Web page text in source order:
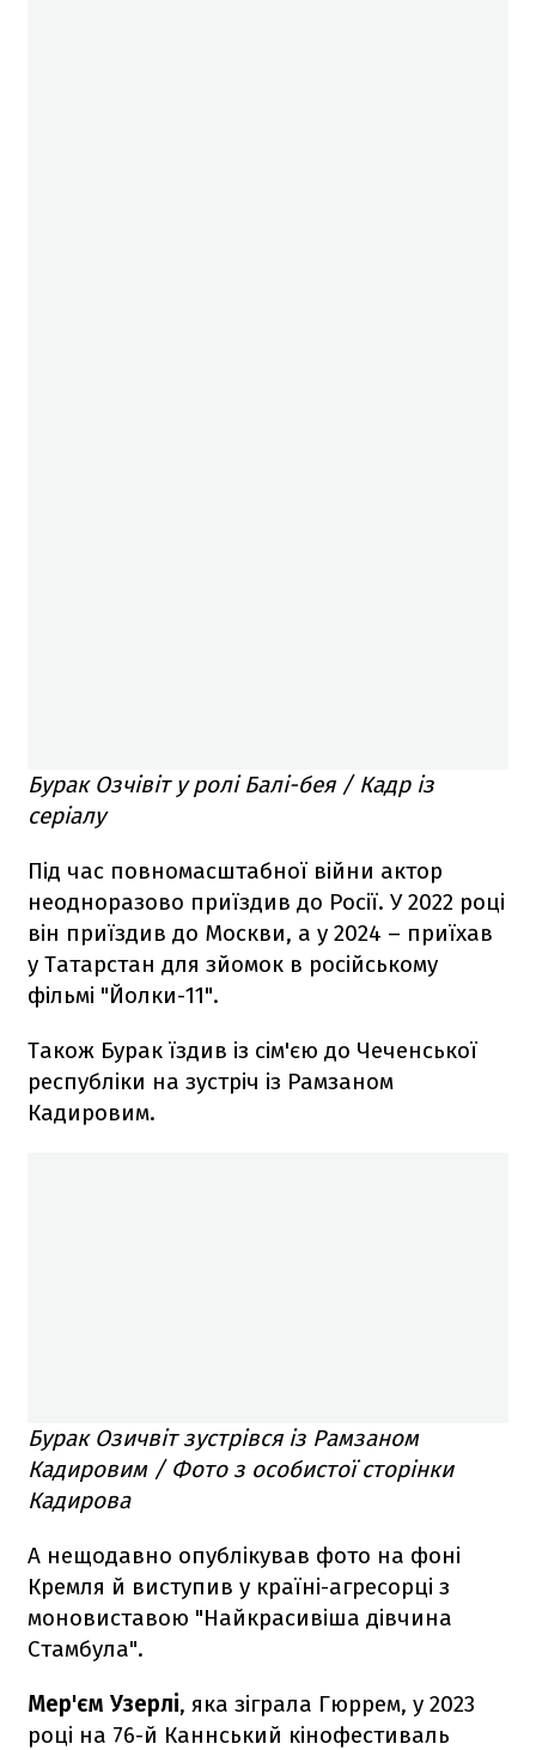
Бурак Озчівіт у ролі Балі-бея / Кадр із
серіалу
Під час повномасштабної війни актор
неодноразово приїздив до Росії. У 2022 році
він приїздив до Москви, а у 2024 – приїхав
у Татарстан для зйомок в російському
фільмі "Йолки-11".
Також Бурак їздив із сім'єю до Чеченської
республіки на зустріч із Рамзаном
Кадировим.
Бурак Озичвіт зустрівся із Рамзаном
Кадировим / Фото з особистої сторінки
Кадирова
А нещодавно опублікував фото на фоні
Кремля й виступив у країні-агресорці з
моновиставою "Найкрасивіша дівчина
Стамбула".
Мер'єм Узерлі, яка зіграла Гюррем, у 2023
році на 76-й Каннський кінофестиваль